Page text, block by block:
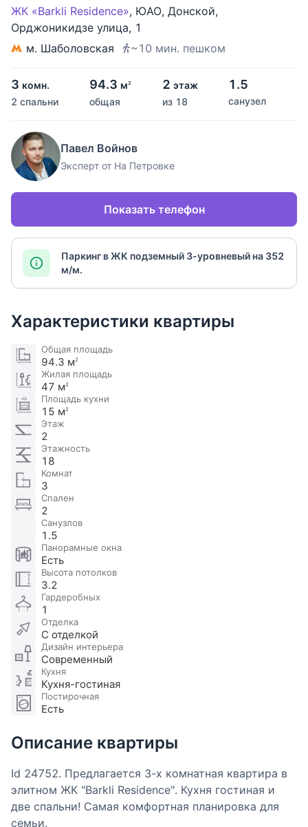
ЖК «Barkli Residence», ЮАО, Донской,
Орджоникидзе улица, 1
м. Шаболовская
~10 мин. пешком
3 комн.
2 спальни
94.3 м2
общая
2 этаж
из 18
1.5
санузел
Павел Войнов
Эксперт от На Петровке
Показать телефон
Паркинг в ЖК подземный 3-уровневый на 352
м/м.
Характеристики квартиры
Общая площадь
94.3 м2
Жилая площадь
47 м2
Площадь кухни
15 м2
Этаж
2
Этажность
18
Комнат
3
Спален
2
Санузлов
1.5
Панорамные окна
Есть
Высота потолков
3.2
Гардеробных
1
Отделка
С отделкой
Дизайн интерьера
Современный
Кухня
Кухня-гостиная
Постирочная
Есть
Описание квартиры
Id 24752. Предлагается 3-х комнатная квартира в
элитном ЖК "Barkli Residence". Кухня гостиная и
две спальни! Самая комфортная планировка для
семьи.